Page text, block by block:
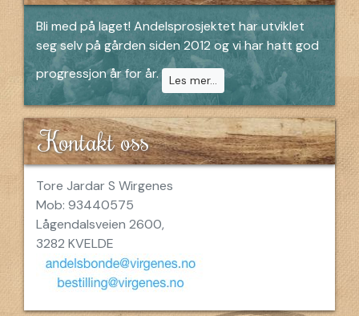
Bli med på laget! Andelsprosjektet har utviklet
seg selv på gården siden 2012 og vi har hatt god
progressjon år for år.
Les mer...
Kontakt oss
Tore Jardar S Wirgenes
Mob: 93440575
Lågendalsveien 2600,
3282 KVELDE